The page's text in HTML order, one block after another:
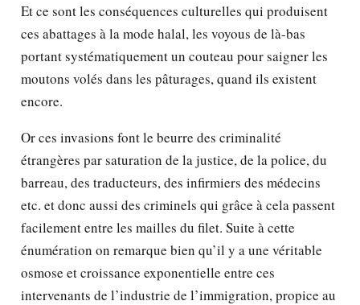
Et ce sont les conséquences culturelles qui produisent
ces abattages à la mode halal, les voyous de là-bas
portant systématiquement un couteau pour saigner les
moutons volés dans les pâturages, quand ils existent
encore.
Or ces invasions font le beurre des criminalité
étrangères par saturation de la justice, de la police, du
barreau, des traducteurs, des infirmiers des médecins
etc. et donc aussi des criminels qui grâce à cela passent
facilement entre les mailles du filet. Suite à cette
énumération on remarque bien qu’il y a une véritable
osmose et croissance exponentielle entre ces
intervenants de l’industrie de l’immigration, propice au